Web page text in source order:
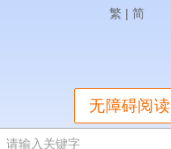
繁 | 简
无障碍阅读